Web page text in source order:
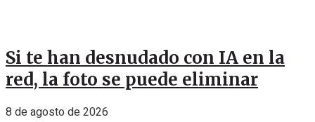
Si te han desnudado con IA en la
red, la foto se puede eliminar
8 de agosto de 2026